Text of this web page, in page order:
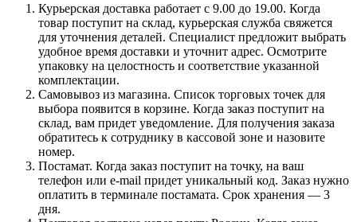
Курьерская доставка работает с 9.00 до 19.00. Когда
товар поступит на склад, курьерская служба свяжется
для уточнения деталей. Специалист предложит выбрать
удобное время доставки и уточнит адрес. Осмотрите
упаковку на целостность и соответствие указанной
комплектации.
Самовывоз из магазина. Список торговых точек для
выбора появится в корзине. Когда заказ поступит на
склад, вам придет уведомление. Для получения заказа
обратитесь к сотруднику в кассовой зоне и назовите
номер.
Постамат. Когда заказ поступит на точку, на ваш
телефон или e-mail придет уникальный код. Заказ нужно
оплатить в терминале постамата. Срок хранения — 3
дня.